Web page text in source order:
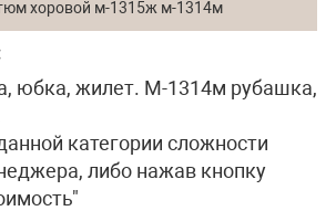
юбка, жилет. М-1314м рубашка,
категории сложности
либо нажав кнопку